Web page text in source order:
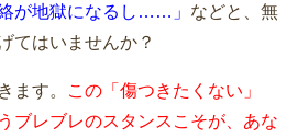
が地獄になるし……」 などと、無
てはいませんか？
ます。
この「傷つきたくない」
ブレブレのスタンスこそが、あな